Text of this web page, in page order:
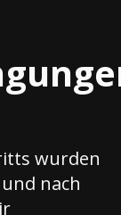
wurden
nach